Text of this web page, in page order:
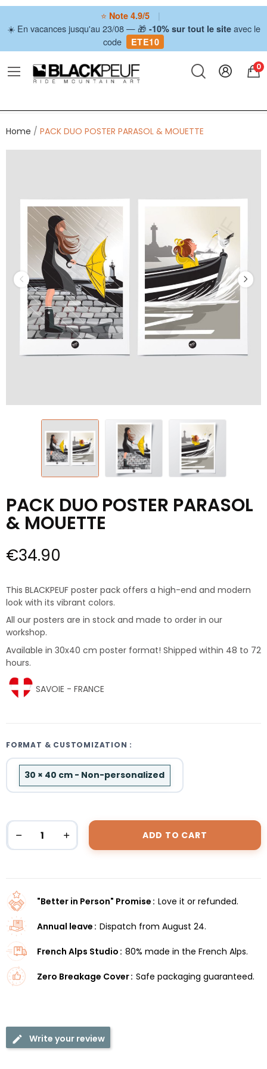
⭐ Note 4.9/5
|
☀️ En vacances jusqu'au 23/08 — 🎁 -10% sur tout le siteavec le
code
ETE10
0
Home PACK DUO POSTER PARASOL & MOUETTE
PACK DUO POSTER PARASOL
& MOUETTE
€34.90
This BLACKPEUF poster pack offers a high-end and modern
look with its vibrant colors.
All our posters are in stock and made to order in our
workshop.
Available in 30x40 cm poster format! Shipped within 48 to 72
hours.
SAVOIE - FRANCE
FORMAT & CUSTOMIZATION :
30 × 40 cm - Non-personalized
ADD TO CART
"Better in Person" Promise Love it or refunded.
Annual leave Dispatch from August 24.
French Alps Studio 80% made in the French Alps.
Zero Breakage Cover Safe packaging guaranteed.
Write your review